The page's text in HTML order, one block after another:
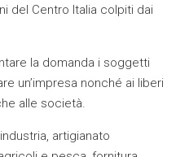
del Centro Italia colpiti dai
la domanda i soggetti
un’impresa nonché ai liberi
alle società.
artigianato